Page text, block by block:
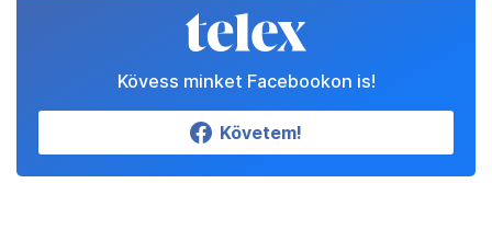
Kövess minket Facebookon is!
Követem!